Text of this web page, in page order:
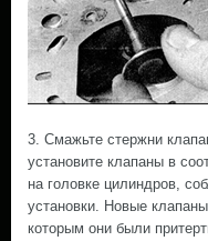
3. Смажьте стержни
установите клапаны в
на головке цилиндров,
установки. Новые
которым они были